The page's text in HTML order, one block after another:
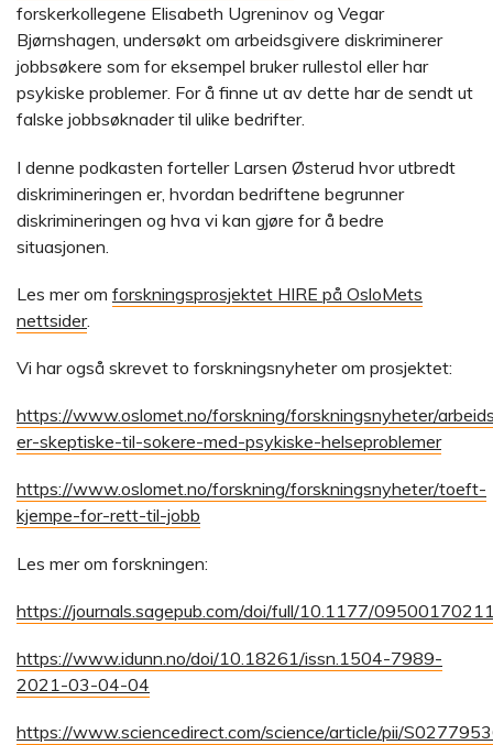
forskerkollegene Elisabeth Ugreninov og Vegar
Bjørnshagen, undersøkt om arbeidsgivere diskriminerer
jobbsøkere som for eksempel bruker rullestol eller har
psykiske problemer. For å finne ut av dette har de sendt ut
falske jobbsøknader til ulike bedrifter.
I denne podkasten forteller Larsen Østerud hvor utbredt
diskrimineringen er, hvordan bedriftene begrunner
diskrimineringen og hva vi kan gjøre for å bedre
situasjonen.
Les mer om forskningsprosjektet HIRE på OsloMets
nettsider.
Vi har også skrevet to forskningsnyheter om prosjektet:
https://www.oslomet.no/forskning/forskningsnyheter/
er-skeptiske-til-sokere-med-psykiske-helseproblemer
https://www.oslomet.no/forskning/forskningsnyheter/toeft-
kjempe-for-rett-til-jobb
Les mer om forskningen:
https://journals.sagepub.com/doi/full/10.1177/
https://www.idunn.no/doi/10.18261/issn.1504-7989-
2021-03-04-04
https://www.sciencedirect.com/science/article/pii/